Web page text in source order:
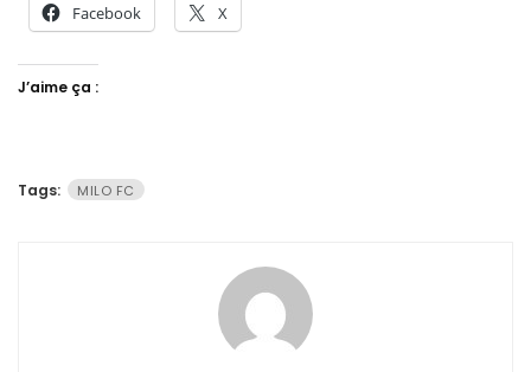
Facebook X
J’aime ça :
Tags: MILO FC